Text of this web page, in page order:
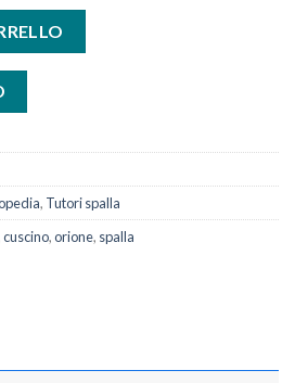
, Tutori spalla
cuscino,orione, spalla